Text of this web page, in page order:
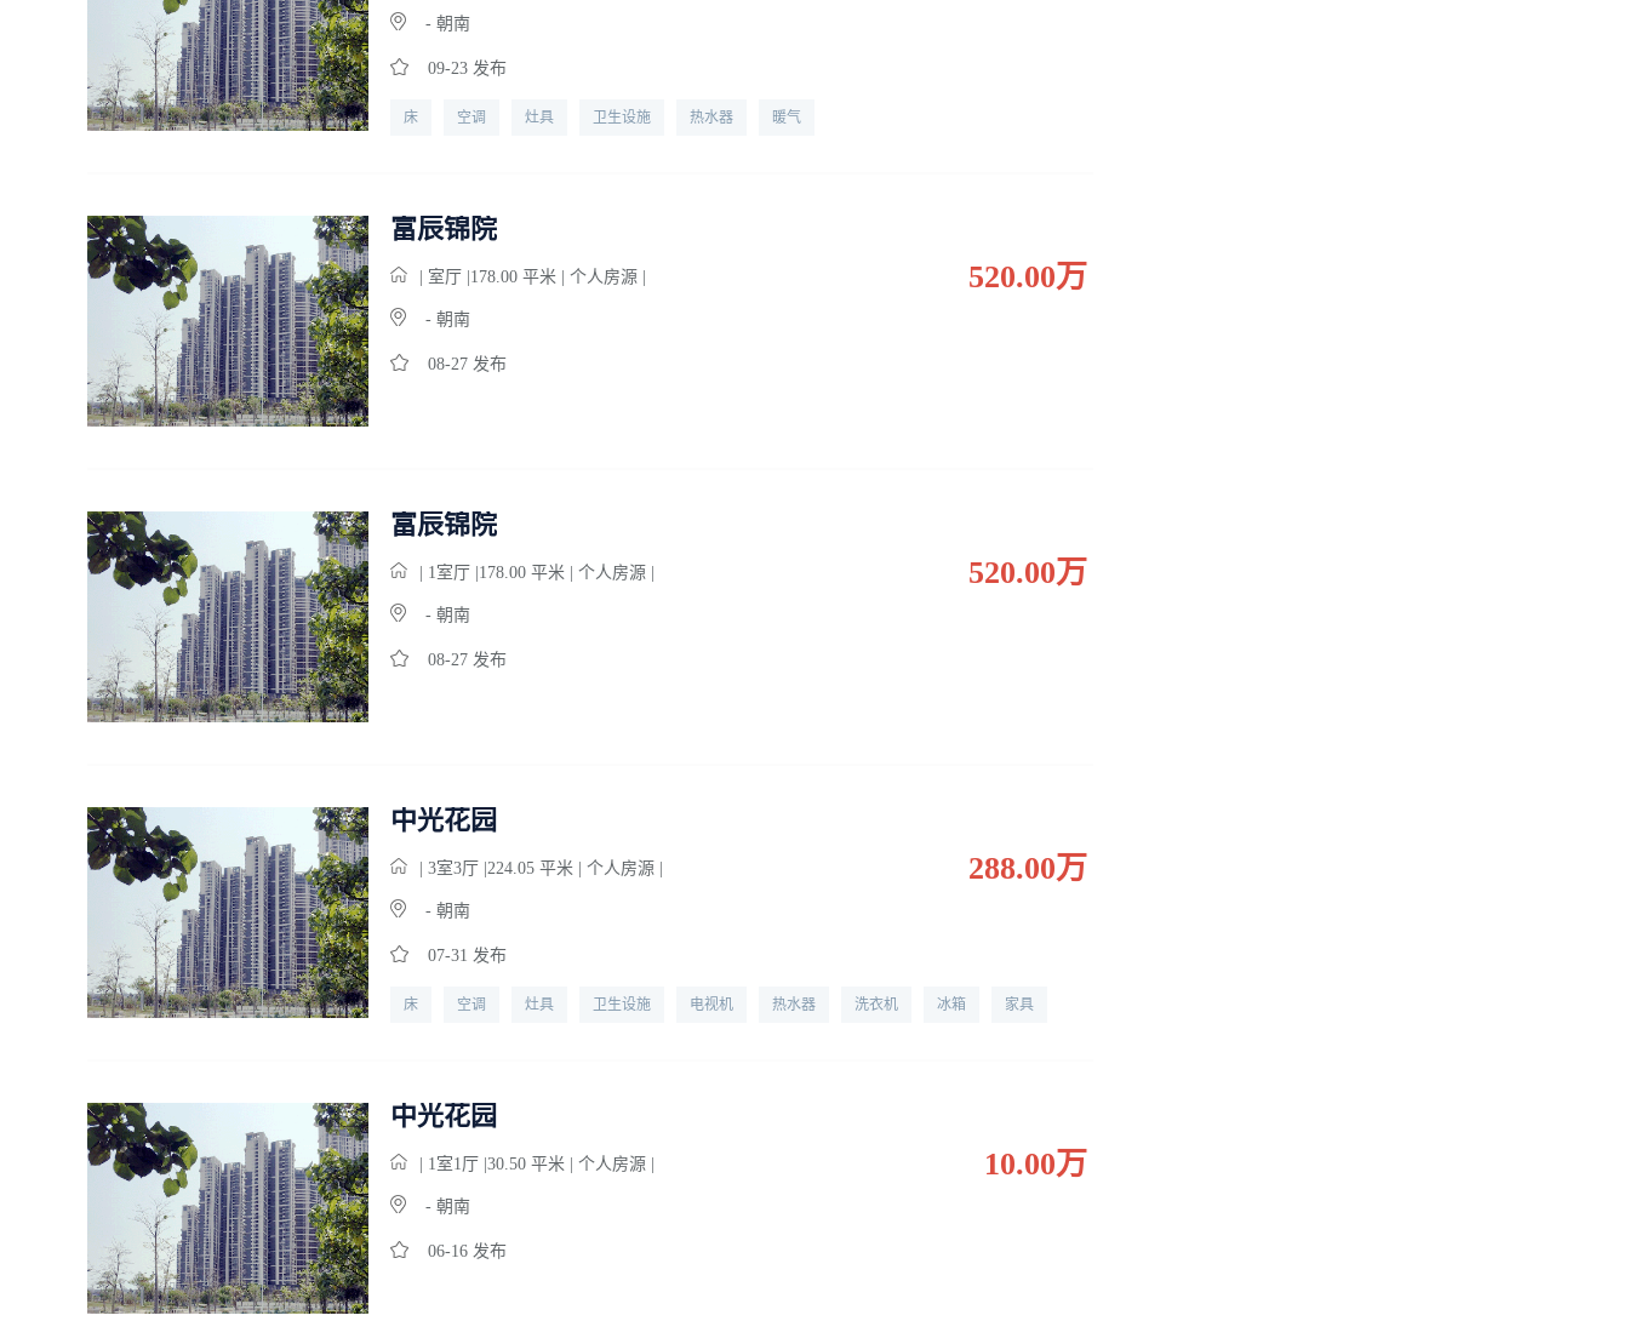
- 朝南
09-23 发布
床 空调 灶具 卫生设施 热水器 暖气
富辰锦院
| 室厅 |178.00 平米 | 个人房源 |
- 朝南
08-27 发布
520.00万
富辰锦院
| 1 室厅 |178.00 平米 | 个人房源 |
- 朝南
08-27 发布
520.00万
中光花园
| 3室3厅 |224.05 平米 | 个人房源 |
- 朝南
07-31 发布
床 空调 灶具 卫生设施 电视机 热水器 洗衣机 冰箱 家具
288.00万
中光花园
| 1 室1 厅 |30.50 平米 | 个人房源 |
- 朝南
06-16 发布
10.00万